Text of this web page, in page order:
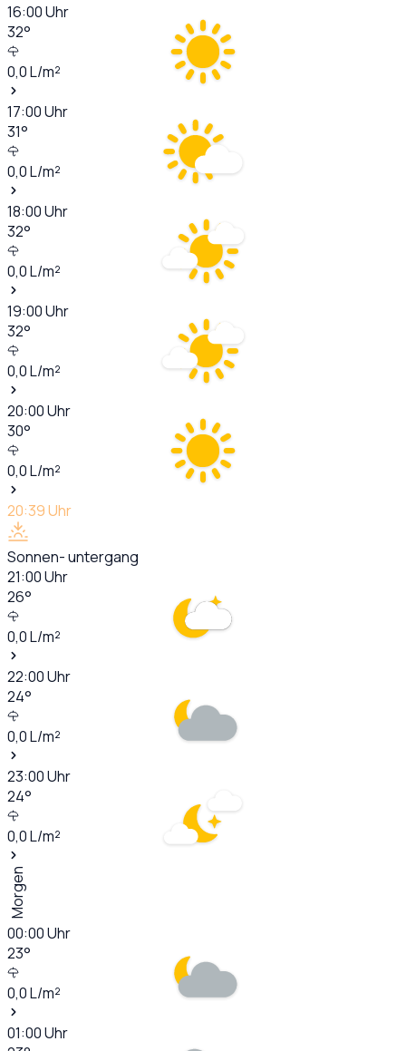
16:00Uhr
32°
0,0L/m²
17:00Uhr
31°
0,0L/m²
18:00Uhr
32°
0,0L/m²
19:00Uhr
32°
0,0L/m²
20:00Uhr
30°
0,0L/m²
20:39Uhr
Sonnen- untergang
21:00Uhr
26°
0,0L/m²
22:00Uhr
24°
0,0L/m²
23:00Uhr
24°
0,0L/m²
Morgen
00:00Uhr
23°
0,0L/m²
01:00Uhr